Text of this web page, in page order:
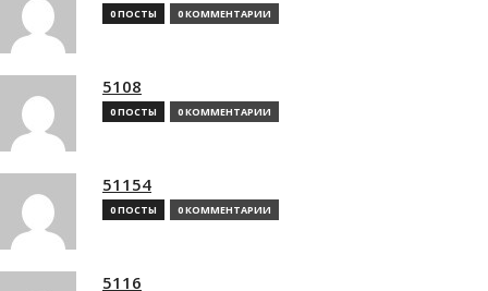
0 ПОСТЫ 0 КОММЕНТАРИИ
5108
0 ПОСТЫ 0 КОММЕНТАРИИ
51154
0 ПОСТЫ 0 КОММЕНТАРИИ
5116